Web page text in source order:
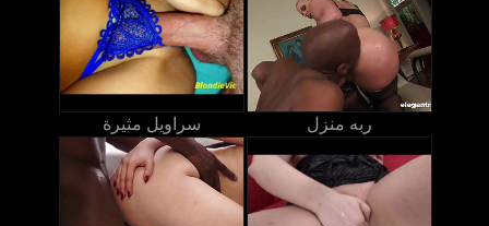
سراويل مثيرة ربه منزل